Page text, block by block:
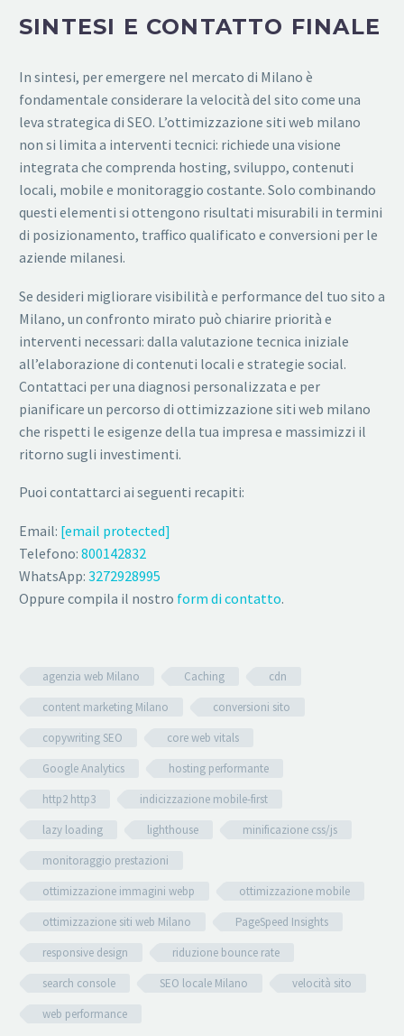
SINTESI E CONTATTO FINALE
In sintesi, per emergere nel mercato di Milano è
fondamentale considerare la velocità del sito come una
leva strategica di SEO. L’ottimizzazione siti web milano
non si limita a interventi tecnici: richiede una visione
integrata che comprenda hosting, sviluppo, contenuti
locali, mobile e monitoraggio costante. Solo combinando
questi elementi si ottengono risultati misurabili in termini
di posizionamento, traffico qualificato e conversioni per le
aziende milanesi.
Se desideri migliorare visibilità e performance del tuo sito a
Milano, un confronto mirato può chiarire priorità e
interventi necessari: dalla valutazione tecnica iniziale
all’elaborazione di contenuti locali e strategie social.
Contattaci per una diagnosi personalizzata e per
pianificare un percorso di ottimizzazione siti web milano
che rispetti le esigenze della tua impresa e massimizzi il
ritorno sugli investimenti.
Puoi contattarci ai seguenti recapiti:
Email: [email protected]
Telefono: 800142832
WhatsApp: 3272928995
Oppure compila il nostro form di contatto.
agenzia web Milano Caching
cdn
content marketing Milano
conversioni sito
copywriting SEO
core web vitals
Google Analytics
hosting performante
http2 http3
indicizzazione mobile-first
lazy loading
lighthouse
minificazione css/js
monitoraggio prestazioni
ottimizzazione immagini webp
ottimizzazione mobile
ottimizzazione siti web Milano
PageSpeed Insights
responsive design
riduzione bounce rate
search console
SEO locale Milano
velocità sito
web performance